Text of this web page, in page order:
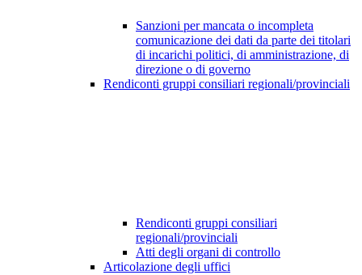
Sanzioni per mancata o incompleta
comunicazione dei dati da parte dei titolari
di incarichi politici, di amministrazione, di
direzione o di governo
Rendiconti gruppi consiliari regionali/provinciali
Rendiconti gruppi consiliari
regionali/provinciali
Atti degli organi di controllo
Articolazione degli uffici